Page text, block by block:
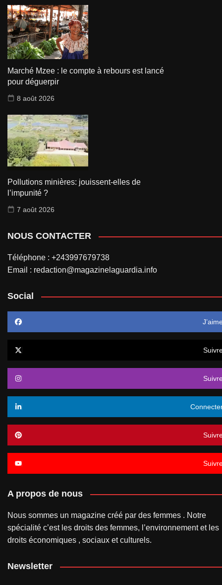
Marché Mzee : le compte à rebours est lancé
pour déguerpir
8 août 2026
Pollutions minières: jouissent-elles de
l’impunité ?
7 août 2026
NOUS CONTACTER
Téléphone : +243997679738
Email : redaction@magazinelaguardia.info
Social
A propos de nous
Nous sommes un magazine créé par des femmes . Notre
spécialité c’est les droits des femmes, l’environnement et les
droits économiques , sociaux et culturels.
Newsletter